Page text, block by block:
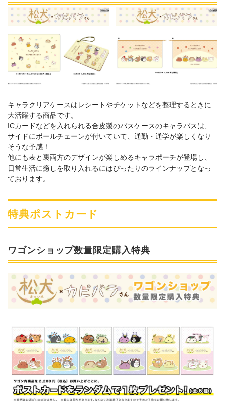
キャラクリアケースはレシートやチケットなどを整理するときに
大活躍する商品です。
ICカードなどを入れられる合皮製のパスケースのキャラパスは、
サイドにボールチェーンが付いていて、通勤・通学が楽しくなり
そうな予感！
他にも表と裏両方のデザインが楽しめるキャラポーチが登場し、
日常生活に癒しを取り入れるにはぴったりのラインナップとなっ
ております。
特典ポストカード
ワゴンショップ数量限定購入特典